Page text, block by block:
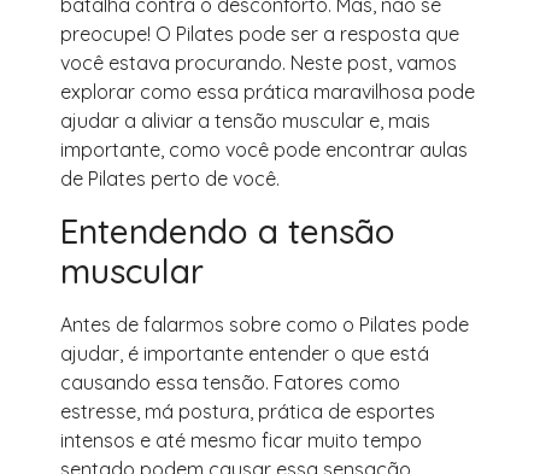
batalha contra o desconforto. Mas, não se
preocupe! O Pilates pode ser a resposta que
você estava procurando. Neste post, vamos
explorar como essa prática maravilhosa pode
ajudar a aliviar a tensão muscular e, mais
importante, como você pode encontrar aulas
de Pilates perto de você.
Entendendo a tensão
muscular
Antes de falarmos sobre como o Pilates pode
ajudar, é importante entender o que está
causando essa tensão. Fatores como
estresse, má postura, prática de esportes
intensos e até mesmo ficar muito tempo
sentado podem causar essa sensação